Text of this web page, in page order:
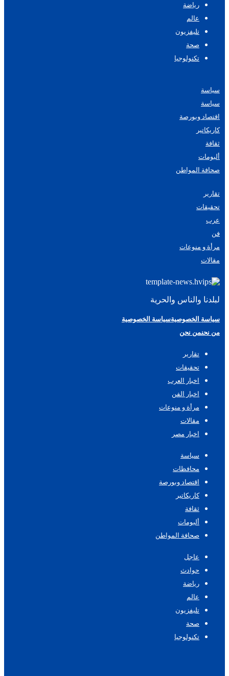
رياضة
عالم
تليفزيون
صحة
تكنولوجيا
سياسة
سياسة
اقتصاد وبورصة
كاريكاتير
ثقافة
ألبومات
صحافة المواطن
تقارير
تحقيقات
عرب
فن
مرأة و منوعات
مقالات
لبلدنا والناس والحرية
سياسة الخصوصيةسياسة الخصوصية
من نحنمن نحن
تقارير
تحقيقات
اخبار العرب
اخبار الفن
مرأة و منوعات
مقالات
اخبار مصر
سياسة
محافظات
اقتصاد وبورصة
كاريكاتير
ثقافة
ألبومات
صحافة المواطن
عاجل
حوادث
رياضة
عالم
تليفزيون
صحة
تكنولوجيا